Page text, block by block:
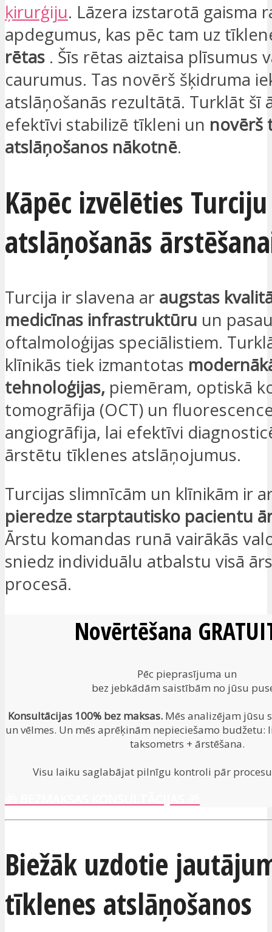
ķirurģiju. Lāzera izstarotā gaisma
apdegumus, kas pēc tam uz
rētas . Šīs rētas aiztaisa plīsumus
caurumus. Tas novērš šķidruma
atslāņošanās rezultātā. Turklāt šī
efektīvi stabilizē tīkleni un novērš
atslāņošanos nākotnē.
Kāpēc izvēlēties
atslāņošanās
Turcija ir slavena ar augstas
medicīnas infrastruktūru un
oftalmoloģijas speciālistiem.
klīnikās tiek izmantotas
tehnoloģijas, piemēram, optiskā
tomogrāfija (OCT) un
angiogrāfija, lai efektīvi
ārstētu tīklenes atslāņojumus.
Turcijas slimnīcām un klīnikām ir
pieredze starptautisko pacientu
Ārstu komandas runā vairākās
sniedz individuālu atbalstu visā
procesā.
Novērtēšana
Pēc pieprasījuma un
bez jebkādām saistībām no jūsu
Konsultācijas 100% bez maksas. Mēs analizējam jūsu
un vēlmes. Un mēs aprēķinām nepieciešamo budžetu:
taksometrs + ārstēšana.
Visu laiku saglabājat pilnīgu kontroli pār
Biežāk uzdotie
tīklenes atslāņošanos